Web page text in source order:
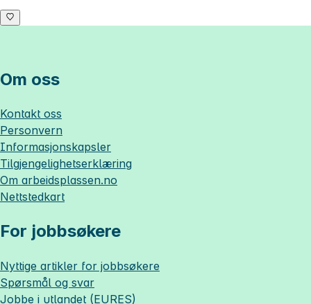
Om oss
Kontakt oss
Personvern
Informasjonskapsler
Tilgjengelighetserklæring
Om arbeidsplassen.no
Nettstedkart
For jobbsøkere
Nyttige artikler for jobbsøkere
Spørsmål og svar
Jobbe i utlandet (EURES)